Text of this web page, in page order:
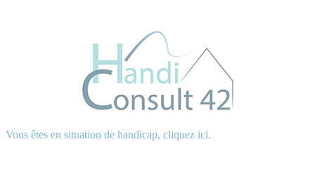
Vous êtes en situation de handicap, cliquez ici.